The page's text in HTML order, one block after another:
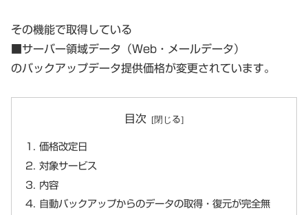
その機能で取得している
■サーバー領域データ（Web・メールデータ）
のバックアップデータ提供価格が変更されています。
目次
価格改定日
対象サービス
内容
自動バックアップからのデータの取得・復元が完全無